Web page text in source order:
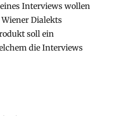
Interviews wollen
Dialekts
soll ein
die Interviews